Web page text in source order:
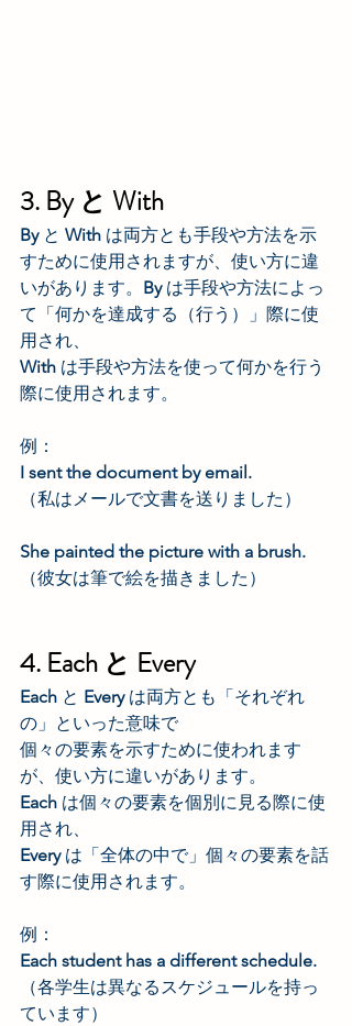
3. By と With
By と With は両方とも手段や方法を示
すために使用されますが、使い方に違
いがあります。 By は手段や方法によっ
て「何かを達成する（行う）」際に使
用され、
With は手段や方法を使って何かを行う
際に使用されます。
例：
I sent the document by email.
（私はメールで文書を送りました）
She painted the picture with a brush.
（彼女は筆で絵を描きました）
4. Each と Every
Each と Every は両方とも「それぞれ
の」といった意味で
個々の要素を示すために使われます
が、使い方に違いがあります。
Each は個々の要素を個別に見る際に使
用され、
Every は「全体の中で」個々の要素を話
す際に使用されます。
例：
Each student has a different schedule.
（各学生は異なるスケジュールを持っ
ています）